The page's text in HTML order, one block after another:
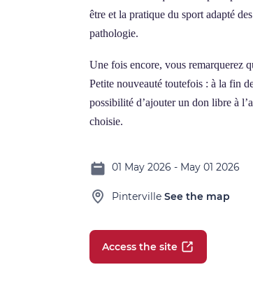
être et la pratique du sport adapté
pathologie.
Une fois encore, vous remarquerez
Petite nouveauté toutefois : à la fin
possibilité d’ajouter un don libre à
choisie.
01 May 2026 - May 01 2026
Pinterville See the map
Access the site